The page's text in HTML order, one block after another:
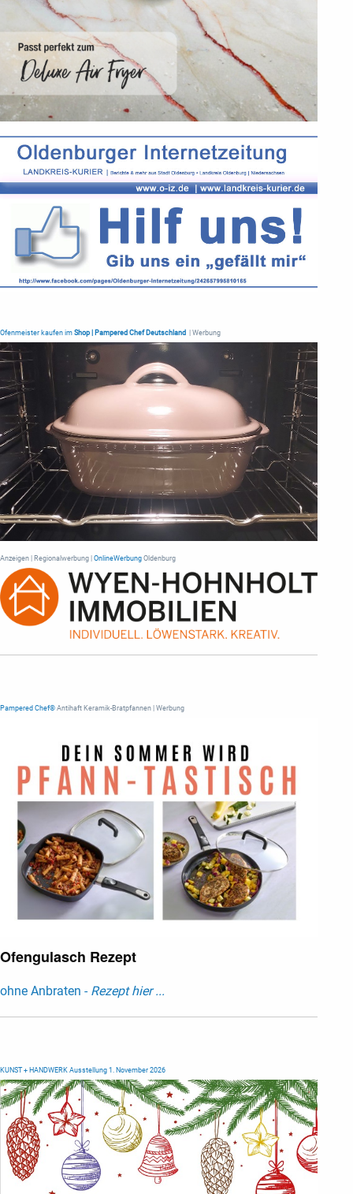
Ofenmeister kaufen im Shop | Pampered Chef Deutschland | Werbung
Anzeigen | Regionalwerbung | OnlineWerbung Oldenburg
Pampered Chef® Antihaft Keramik-Bratpfannen | Werbung
Ofengulasch Rezept
ohne Anbraten - Rezept hier ...
KUNST + HANDWERK Ausstellung 1. November 2026